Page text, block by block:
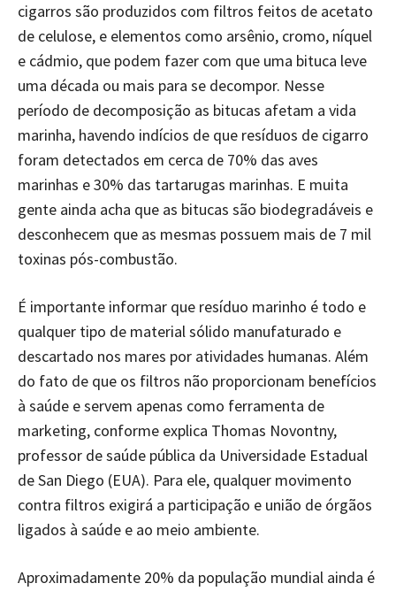
cigarros são produzidos com filtros feitos de acetato
de celulose, e elementos como arsênio, cromo, níquel
e cádmio, que podem fazer com que uma bituca leve
uma década ou mais para se decompor. Nesse
período de decomposição as bitucas afetam a vida
marinha, havendo indícios de que resíduos de cigarro
foram detectados em cerca de 70% das aves
marinhas e 30% das tartarugas marinhas. E muita
gente ainda acha que as bitucas são biodegradáveis e
desconhecem que as mesmas possuem mais de 7 mil
toxinas pós-combustão.
É importante informar que resíduo marinho é todo e
qualquer tipo de material sólido manufaturado e
descartado nos mares por atividades humanas. Além
do fato de que os filtros não proporcionam benefícios
à saúde e servem apenas como ferramenta de
marketing, conforme explica Thomas Novontny,
professor de saúde pública da Universidade Estadual
de San Diego (EUA). Para ele, qualquer movimento
contra filtros exigirá a participação e união de órgãos
ligados à saúde e ao meio ambiente.
Aproximadamente 20% da população mundial ainda é